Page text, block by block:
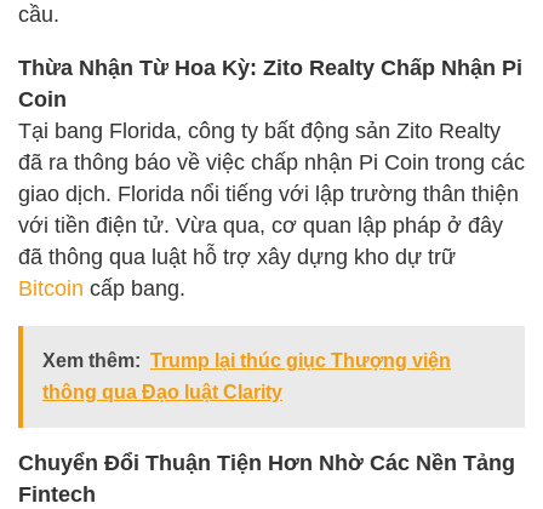
cầu.
Thừa Nhận Từ Hoa Kỳ: Zito Realty Chấp Nhận Pi
Coin
Tại bang Florida, công ty bất động sản Zito Realty
đã ra thông báo về việc chấp nhận Pi Coin trong các
giao dịch. Florida nổi tiếng với lập trường thân thiện
với tiền điện tử. Vừa qua, cơ quan lập pháp ở đây
đã thông qua luật hỗ trợ xây dựng kho dự trữ
Bitcoin cấp bang.
Xem thêm: Trump lại thúc giục Thượng viện
thông qua Đạo luật Clarity
Chuyển Đổi Thuận Tiện Hơn Nhờ Các Nền Tảng
Fintech